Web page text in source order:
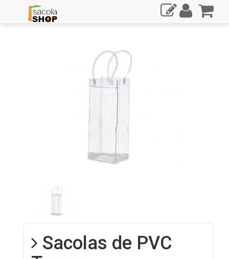
Sacolas de PVC